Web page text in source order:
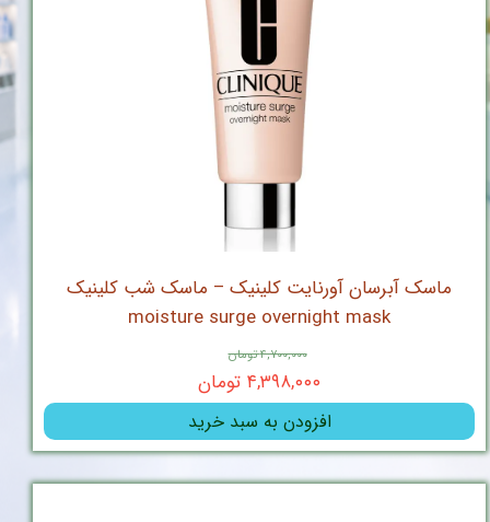
ماسک آبرسان آورنایت کلینیک – ماسک شب کلینیک
moisture surge overnight mask
۴,۷۰۰,۰۰۰ تومان
۴,۳۹۸,۰۰۰ تومان
افزودن به سبد خرید